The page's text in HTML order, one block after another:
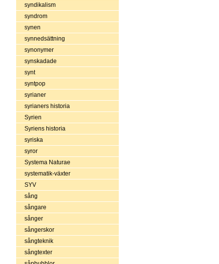
syndikalism
syndrom
synen
synnedsättning
synonymer
synskadade
synt
syntpop
syrianer
syrianers historia
Syrien
Syriens historia
syriska
syror
Systema Naturae
systematik-växter
SYV
sång
sångare
sånger
sångerskor
sångteknik
sångtexter